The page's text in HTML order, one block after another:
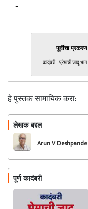
-
पूर्वीचा प्रकरण
कादंबरी -
हे पुस्तक सामायिक करा:
लेखक बद्दल
Arun V Deshpande
पूर्ण कादंबरी